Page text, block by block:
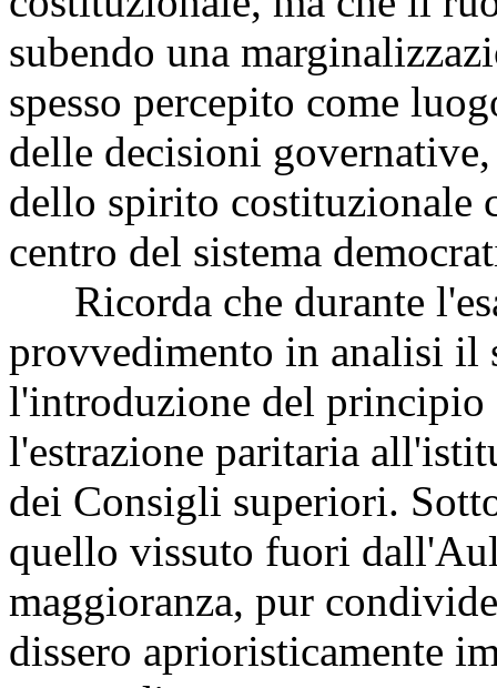
subendo una
spesso percepito come
delle decisioni
dello spirito costituzionale
centro del sistema
Ricorda che durante
provvedimento in analisi il
l'introduzione del principio
l'estrazione paritaria
dei Consigli superiori.
quello vissuto fuori
maggioranza, pur
dissero aprioristicamente